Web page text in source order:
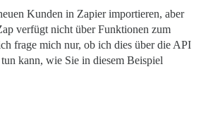
Kunden in Zapier importieren, aber
verfügt nicht über Funktionen zum
frage mich nur, ob ich dies über die API
kann, wie Sie in diesem Beispiel